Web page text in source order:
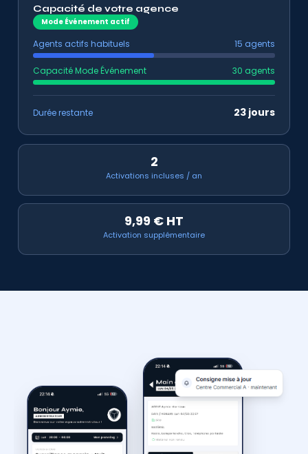
Capacité de votre agence
Mode Événement actif
Agents actifs habituels 15 agents
Capacité Mode Événement 30 agents
Durée restante 23 jours
2
Activations incluses / an
9,99 € HT
Activation supplémentaire